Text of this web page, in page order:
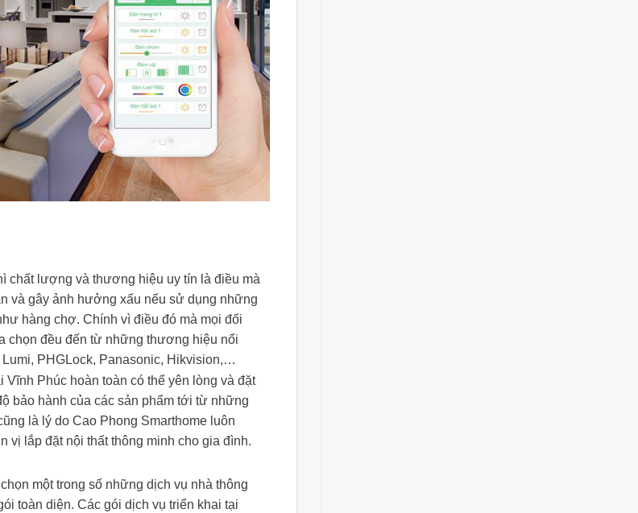
chất lượng và thương hiệu uy tín là điều mà
và gây ảnh hưởng xấu nếu sử dụng những
hàng chợ. Chính vì điều đó mà mọi đối
chọn đều đến từ những thương hiệu nổi
PHGLock, Panasonic, Hikvision,…
Phúc hoàn toàn có thể yên lòng và đặt
bảo hành của các sản phẩm tới từ những
là lý do Cao Phong Smarthome luôn
lắp đặt nội thất thông minh cho gia đình.
một trong số những dịch vụ nhà thông
toàn diện. Các gói dịch vụ triển khai tại